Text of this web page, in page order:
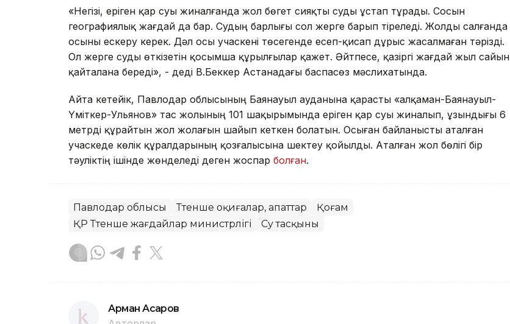
«Негізі, еріген қар суы жиналғанда жол бөгет сияқты суды ұстап тұрады. Сосын
географиялық жағдай да бар. Судың барлығы сол жерге барып тіреледі. Жолды салғанда
осыны ескеру керек. Дәл осы учаскені төсегенде есеп-қисап дұрыс жасалмаған тәрізді.
Ол жерге суды өткізетін қосымша құрылғылар қажет. Әйтпесе, қазіргі жағдай жыл сайын
қайталана береді», - деді В.Беккер Астанадағы баспасөз мәслиxатында.
Айта кетейік, Павлодар облысының Баянауыл ауданына қарасты «Қалқаман-Баянауыл-
Үміткер-Ульянов» тас жолының 101 шақырымында еріген қар суы жиналып, ұзындығы 6
метрді құрайтын жол жолағын шайып кеткен болатын. Осыған байланысты аталған
учаскеде көлік құралдарының қозғалысына шектеу қойылды. Аталған жол бөлігі бір
тәуліктің ішінде жөнделеді деген жоспар болған.
Павлодар облысы Төтенше оқиғалар, апаттар
Қоғам
ҚР Төтенше жағдайлар министрлігі
Су тасқыны
Арман Асқаров